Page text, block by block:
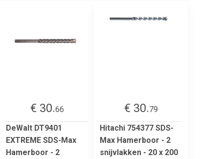
€ 30.66
DeWalt DT9401
EXTREME SDS-Max
Hamerboor - 2
€ 30.79
Hitachi 754377 SDS-
Max Hamerboor - 2
snijvlakken - 20 x 200